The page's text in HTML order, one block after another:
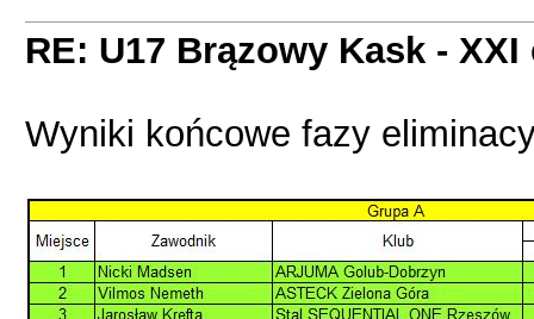
RE: U17 Brązowy Kask - XXI
Wyniki końcowe fazy